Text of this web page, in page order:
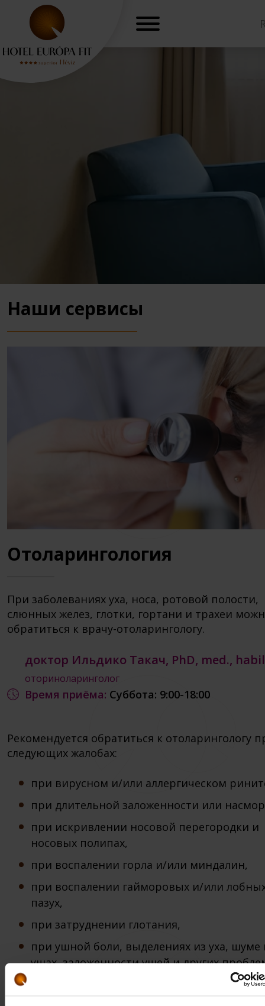
Наши сервисы
Отоларингология
При заболеваниях уха, носа, ротовой полости,
слюнных желез, глотки, гортани и трахеи
обратиться к врачу-отоларингологу.
доктор Ильдико Такач, PhD, med., habil
oториноларинголог
Время приёма: Суббота: 9:00-18:00
Рекомендуется обратиться к отоларингологу
следующих жалобах:
при вирусном и/или аллергическом
при длительной заложенности или
при искривлении носовой перегородки и
носовых полипах,
при воспалении горла и/или миндалин,
при воспалении гайморовых и/или
пазух,
при затруднении глотания,
при ушной боли, выделениях из уха, шуме
ушах, заложенности ушей и других